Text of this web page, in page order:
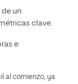
un
clave.
e
al comienzo, ya